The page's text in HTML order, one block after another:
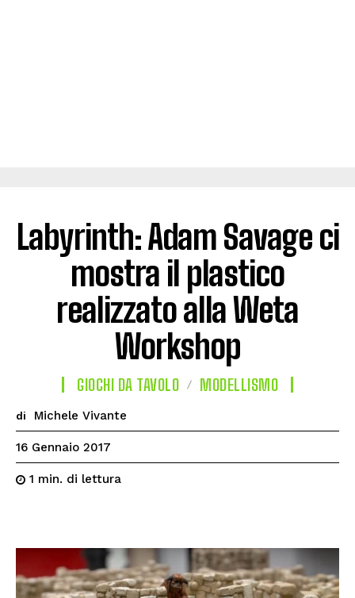
Labyrinth: Adam Savage ci
mostra il plastico
realizzato alla Weta
Workshop
GIOCHI DA TAVOLO MODELLISMO
di Michele Vivante
16 Gennaio 2017
1 min. di lettura